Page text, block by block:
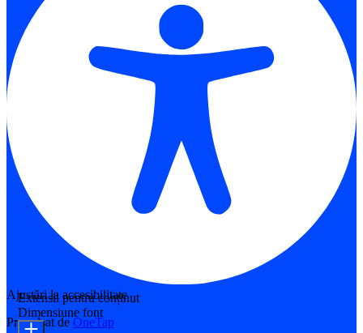
Ajustări la accesibilitate
Propulsat de OneTap
Extensii pentru conținut
Dimensiune font